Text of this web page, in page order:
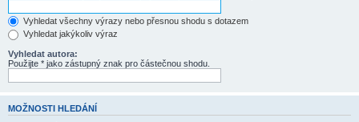
Vyhledat všechny výrazy nebo přesnou shodu s dotazem
Vyhledat jakýkoliv výraz
Vyhledat autora:
Použijte * jako zástupný znak pro částečnou shodu.
MOŽNOSTI HLEDÁNÍ